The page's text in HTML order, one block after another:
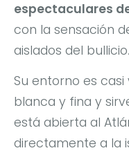
espectaculares
con la sensación
aislados del bullicio.
Su entorno es
blanca y fina y
está abierta al
directamente a la